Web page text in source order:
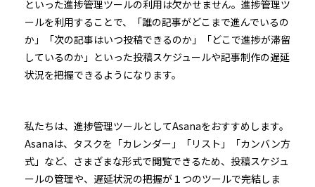
といった進捗管理ツールの利用は欠かせません。進捗管理ツ
ールを利用することで、「誰の記事がどこまで進んでいるの
か」「次の記事はいつ投稿できるのか」「どこで進捗が滞留
しているのか」といった投稿スケジュールや記事制作の遅延
状況を把握できるようになります。
私たちは、進捗管理ツールとしてAsanaをおすすめします。
Asanaは、タスクを「カレンダー」「リスト」「カンバン方
式」など、さまざまな形式で閲覧できるため、投稿スケジュ
ールの管理や、遅延状況の把握が１つのツールで完結しま